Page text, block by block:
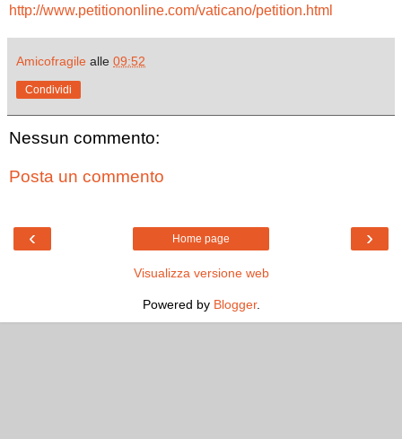
http://www.petitiononline.com/vaticano/petition.html
Amicofragile alle 09:52
Condividi
Nessun commento:
Posta un commento
‹ ›
Home page
Visualizza versione web
Powered by Blogger.